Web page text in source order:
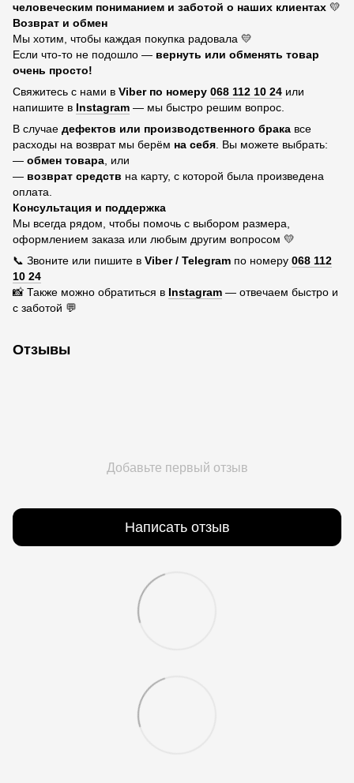
человеческим пониманием и заботой о наших клиентах 💛
Возврат и обмен
Мы хотим, чтобы каждая покупка радовала 💛
Если что-то не подошло — вернуть или обменять товар
очень просто!
Свяжитесь с нами в Viber по номеру 068 112 10 24 или
напишите в Instagram — мы быстро решим вопрос.
В случае дефектов или производственного брака все
расходы на возврат мы берём на себя . Вы можете выбрать:
— обмен товара , или
— возврат средств на карту, с которой была произведена
оплата.
Консультация и поддержка
Мы всегда рядом, чтобы помочь с выбором размера,
оформлением заказа или любым другим вопросом 💛
📞 Звоните или пишите в Viber / Telegram по номеру 068 112
10 24
📸 Также можно обратиться в Instagram — отвечаем быстро и
с заботой 💬
Отзывы
Добавьте первый отзыв
Написать отзыв